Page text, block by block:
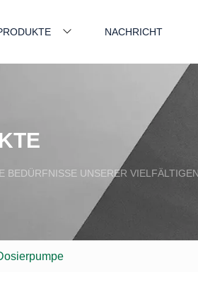
NACHRICHT
UNSERER